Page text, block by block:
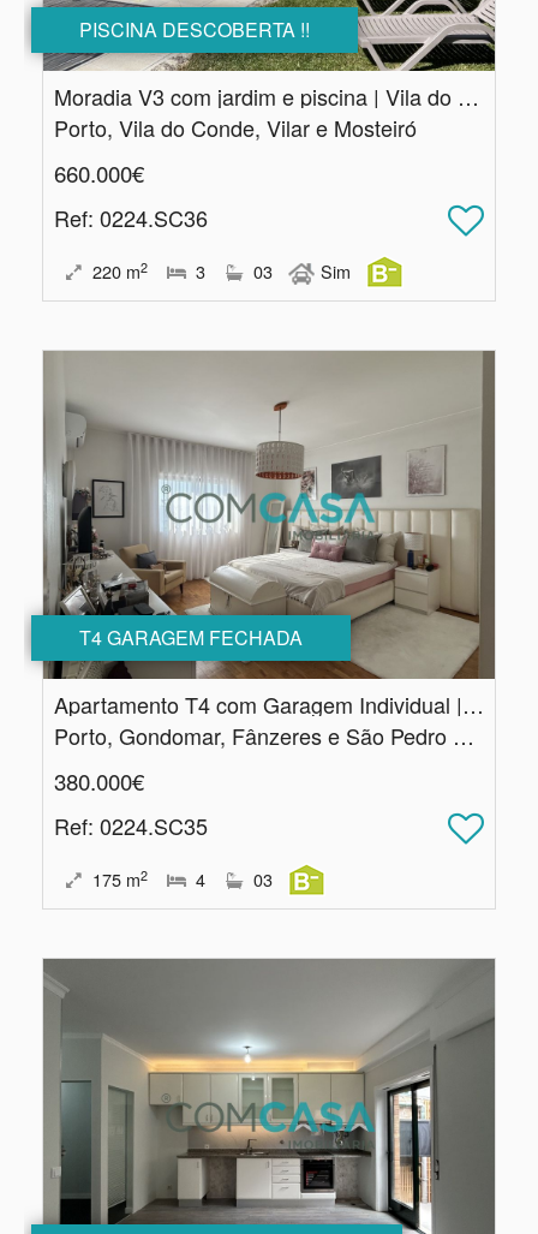
PISCINA DESCOBERTA !!
Moradia V3 com jardim e piscina | Vila do Conde
Porto, Vila do Conde, Vilar e Mosteiró
660.000€
Ref: 0224.SC36
220 m2 3 03 Sim
T4 GARAGEM FECHADA
Apartamento T4 com Garagem Individual | Gondomar
Porto, Gondomar, Fânzeres e São Pedro da Cova
380.000€
Ref: 0224.SC35
175 m2 4 03